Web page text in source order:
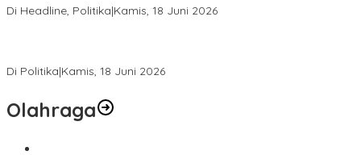
Di Headline, Politika|Kamis, 18 Juni 2026
Di Politika|Kamis, 18 Juni 2026
Olahraga